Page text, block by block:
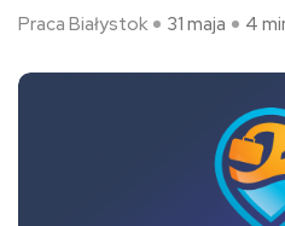
Praca Białystok
31 maja 4